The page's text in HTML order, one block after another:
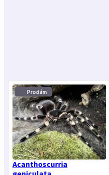
Prodám
Acanthoscurria
⋮